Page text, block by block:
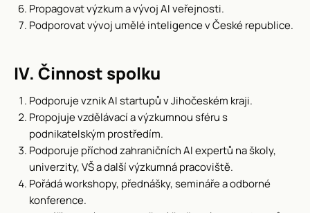
Propagovat výzkum a vývoj AI veřejnosti.
Podporovat vývoj umělé inteligence v České republice.
IV. Činnost spolku
Podporuje vznik AI startupů v Jihočeském kraji.
Propojuje vzdělávací a výzkumnou sféru s
podnikatelským prostředím.
Podporuje příchod zahraničních AI expertů na školy,
univerzity, VŠ a další výzkumná pracoviště.
Pořádá workshopy, přednášky, semináře a odborné
konference.